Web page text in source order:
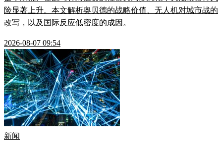
险显著上升。本文解析奥贝德的战略价值、无人机对城市战的
改写，以及国际反应低密度的成因。
2026-08-07 09:54
新闻